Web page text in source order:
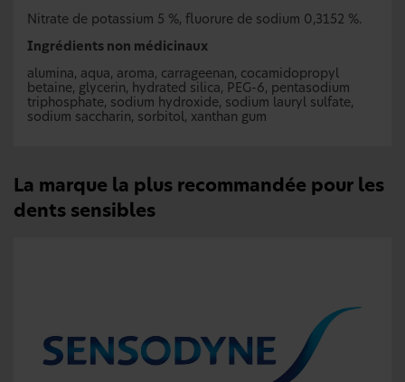
Nitrate de potassium 5 %, fluorure de sodium 0,3152 %.
Ingrédients non médicinaux
alumina, aqua, aroma, carrageenan, cocamidopropyl
betaine, glycerin, hydrated silica, PEG-6, pentasodium
triphosphate, sodium hydroxide, sodium lauryl sulfate,
sodium saccharin, sorbitol, xanthan gum
La marque la plus recommandée pour les
dents sensibles